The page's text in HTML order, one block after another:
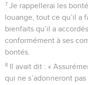
7 Je rappellerai les
louange, tout ce qu’il a
bienfaits qu’il a
conformément à ses
bontés.
8 Il avait dit : «
qui ne s’adonneront